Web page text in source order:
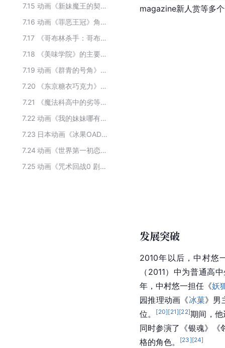
7.15
动画《新妹魔王的契约者》主要配音
7.16
动画《罪恶王冠》角色配音
7.17
《哥布林杀手：哥布林的王冠》的主要演员
7.18
《美味学院》的主要演员
7.19
动画《群青的号角》的演职人员
7.20
《东京糖衣巧克力》的主要演员
7.21
《魔法科高中的劣等生：呼唤繁星的少女》的主要演员
7.22
动画《我的妹妹哪有这么可爱！》主要配音
7.23
日本动画《冰果OAD：应该持有之物》的主要演职人员
7.24
动画《世界第一初恋：求婚篇》的演职人员
7.25
动画《咒术回战0 剧场版》的主要演职人员
magazine新人赏等多
发展突破
2010年以后，中村悠
（2011）中为普通高
年，中村悠一担任《妖
园推理动画《冰菓》男
位。
[20][21][22]期间，
同时参演了《银魂》《
格的角色。
[23][24]